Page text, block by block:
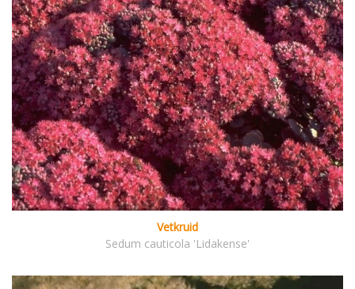
Vetkruid
Sedum cauticola 'Lidakense'